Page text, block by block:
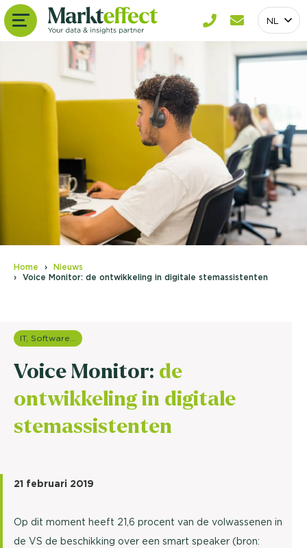
NL
Home
Nieuws
Voice Monitor: de ontwikkeling in digitale stemassistenten
IT, Software & Telecom
Voice Monitor: de
ontwikkeling in digitale
stemassistenten
21 februari 2019
Op dit moment heeft 21,6 procent van de volwassenen in
de VS de beschikking over een smart speaker (bron: